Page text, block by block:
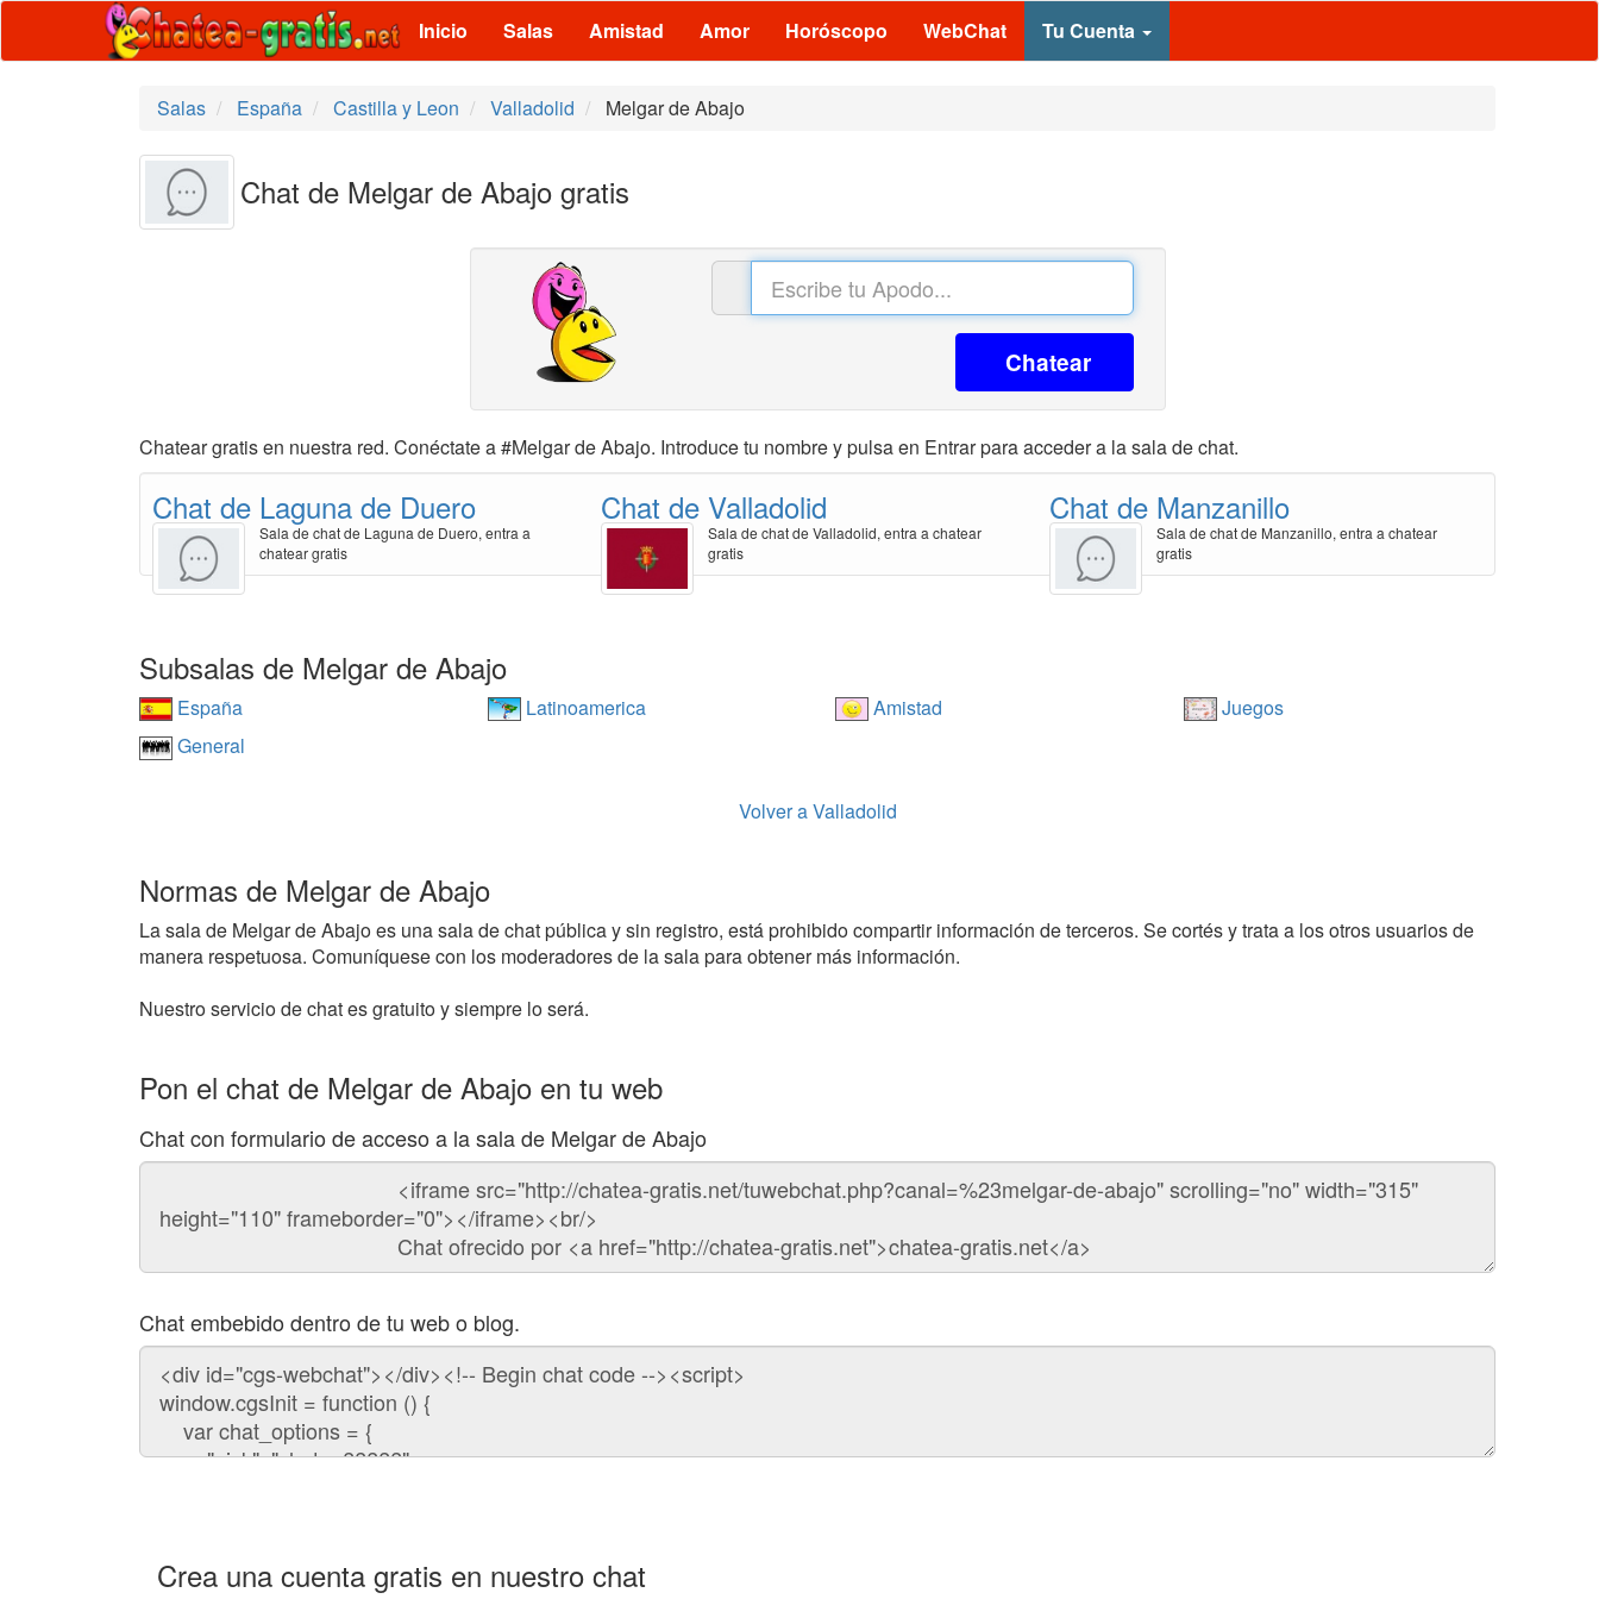
Inicio Salas Amistad Amor Horóscopo WebChat Tu Cuenta
Salas España Castilla y Leon Valladolid Melgar de Abajo
Chat de Melgar de Abajo gratis
Chatear
Chatear gratis en nuestra red. Conéctate a #Melgar de Abajo. Introduce tu nombre y pulsa en Entrar para acceder a la sala de chat.
Chat de Laguna de Duero
Sala de chat de Laguna de Duero, entra a
chatear gratis
Chat de Valladolid
Sala de chat de Valladolid, entra a chatear
gratis
Chat de Manzanillo
Sala de chat de Manzanillo, entra a chatear
gratis
Subsalas de Melgar de Abajo
España Latinoamerica Amistad
Juegos
General
Volver a Valladolid
Normas de Melgar de Abajo
La sala de Melgar de Abajo es una sala de chat pública y sin registro, está prohibido compartir información de terceros. Se cortés y trata a los otros usuarios de
manera respetuosa. Comuníquese con los moderadores de la sala para obtener más información.
Nuestro servicio de chat es gratuito y siempre lo será.
Pon el chat de Melgar de Abajo en tu web
Chat con formulario de acceso a la sala de Melgar de Abajo
Código
chat
Chat embebido dentro de tu web o blog.
Código
para
embeber
chat
Crea una cuenta gratis en nuestro chat